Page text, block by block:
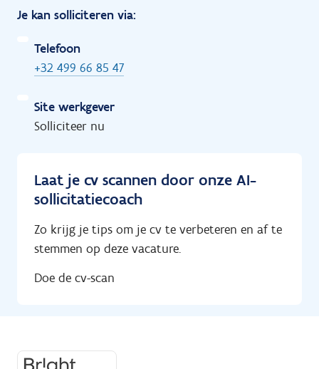
Je kan solliciteren via:
Telefoon
+32 499 66 85 47
Site werkgever
Solliciteer nu
Laat je cv scannen door onze AI-
sollicitatiecoach
Zo krijg je tips om je cv te verbeteren en af te
stemmen op deze vacature.
Doe de cv-scan